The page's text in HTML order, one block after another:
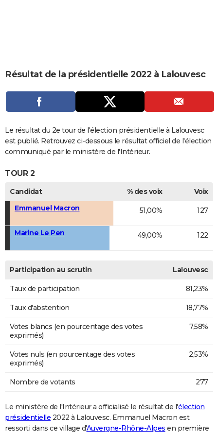
CARTE DE VOEUX
DICTIONNAIRE
Dictionnaire
Biographies
Expressions
Proverbes
PROGRAMME TV
COPAINS D'AVANT
S'inscrire
Se connecter
Lycées
Collèges
Primaires
Universités
Entreprises
Service militaire
Avis de recherche
AVIS DE DÉCÈS
FORUM
Bricolage
Culture
Television
Voyage
Résultat de la présidentielle 2022 à Lalouvesc
Le résultat du 2e tour de l'élection présidentielle à Lalouvesc
est publié. Retrouvez ci-dessous le résultat officiel de l'élection
communiqué par le ministère de l'Intérieur.
TOUR 2
Candidat % des voix
Voix
Emmanuel Macron
51,00% 127
Marine Le Pen 49,00% 122
Participation au scrutin Lalouvesc
Taux de participation 81,23%
Taux d'abstention 18,77%
Votes blancs (en pourcentage des votes
exprimés)
7,58%
Votes nuls (en pourcentage des votes
exprimés)
2,53%
Nombre de votants 277
Le ministère de l'Intérieur a officialisé le résultat de l'élection
présidentielle 2022 à Lalouvesc. Emmanuel Macron est
ressorti dans ce village d'Auvergne-Rhône-Alpes en première